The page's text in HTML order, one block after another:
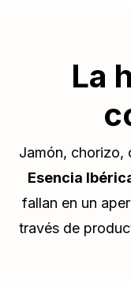
La
Jamón, chorizo,
Esencia
fallan en un
través de